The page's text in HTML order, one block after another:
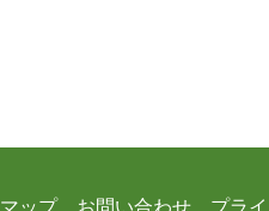
ップ お問い合わせ プラ